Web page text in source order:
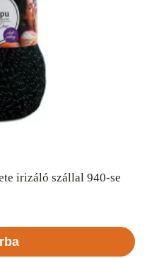
irizáló szállal 940-se